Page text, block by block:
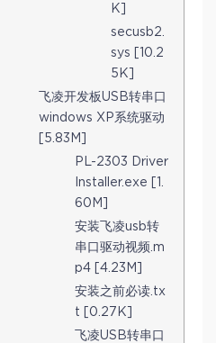
K]
secusb2.
sys [10.2
5K]
飞凌开发板USB转串口
windows XP系统驱动
[5.83M]
PL-2303 Driver
Installer.exe [1.
60M]
安装飞凌usb转
串口驱动视频.m
p4 [4.23M]
安装之前必读.tx
t [0.27K]
飞凌USB转串口